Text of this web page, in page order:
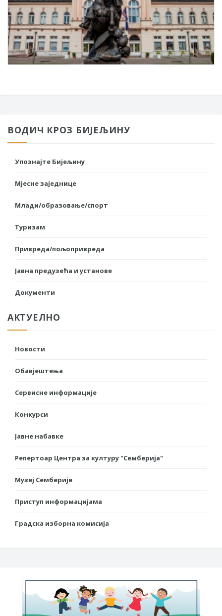
ВОДИЧ КРОЗ БИЈЕЉИНУ
Упознајте Бијељину
Мјесне заједнице
Млади/образовање/спорт
Туризам
Привреда/пољопривреда
Јавна предузећа и установе
Документи
АКТУЕЛНО
Новости
Обавјештења
Сервисне информације
Конкурси
Јавне набавке
Репертоар Центра за културу "Семберија"
Музеј Семберије
Приступ информацијама
Градска изборна комисија